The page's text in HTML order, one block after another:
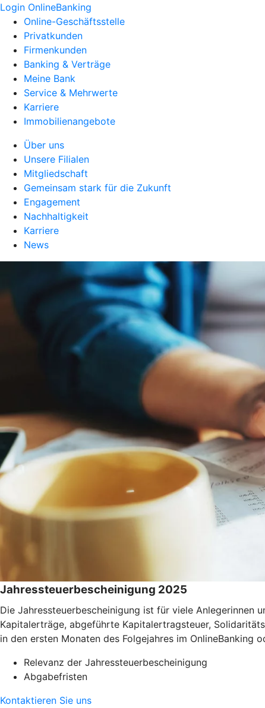
Login OnlineBanking
Online-Geschäftsstelle
Privatkunden
Firmenkunden
Banking & Verträge
Meine Bank
Service & Mehrwerte
Karriere
Immobilienangebote
Über uns
Unsere Filialen
Mitgliedschaft
Gemeinsam stark für die Zukunft
Engagement
Nachhaltigkeit
Karriere
News
Jahressteuerbescheinigung 2025
Die Jahressteuerbescheinigung ist für viele Anlegerinnen
Kapitalerträge, abgeführte Kapitalertragsteuer,
in den ersten Monaten des Folgejahres im OnlineBanking
Relevanz der Jahressteuerbescheinigung
Abgabefristen
Kontaktieren Sie uns